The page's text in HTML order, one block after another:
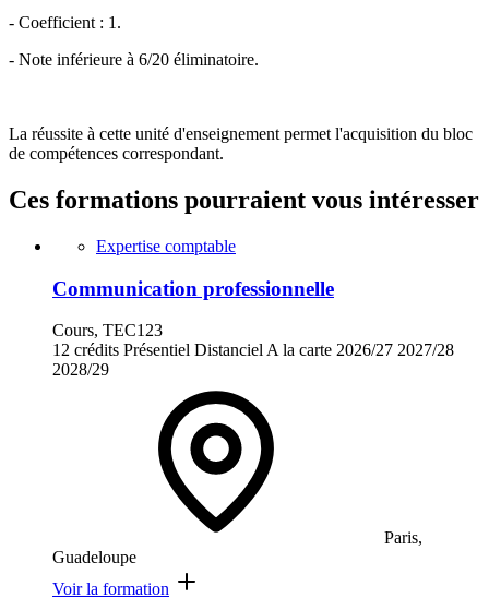
- Coefficient : 1.
- Note inférieure à 6/20 éliminatoire.
La réussite à cette unité d'enseignement permet l'acquisition du bloc
de compétences correspondant.
Ces formations pourraient vous intéresser
Expertise comptable
Communication professionnelle
Cours, TEC123
12 crédits Présentiel Distanciel A la carte 2026/27 2027/28
2028/29
Paris,
Guadeloupe
Voir la formation